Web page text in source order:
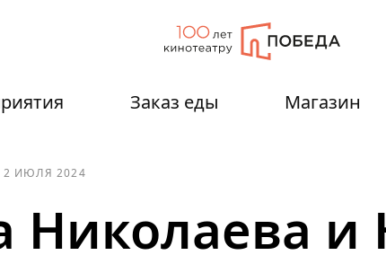
Заказ еды Магазин
2 ИЮЛЯ 2024
Николаева и